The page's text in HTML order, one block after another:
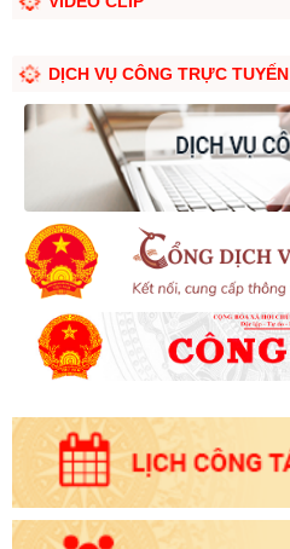
DỊCH VỤ CÔNG TRỰC TUYẾN